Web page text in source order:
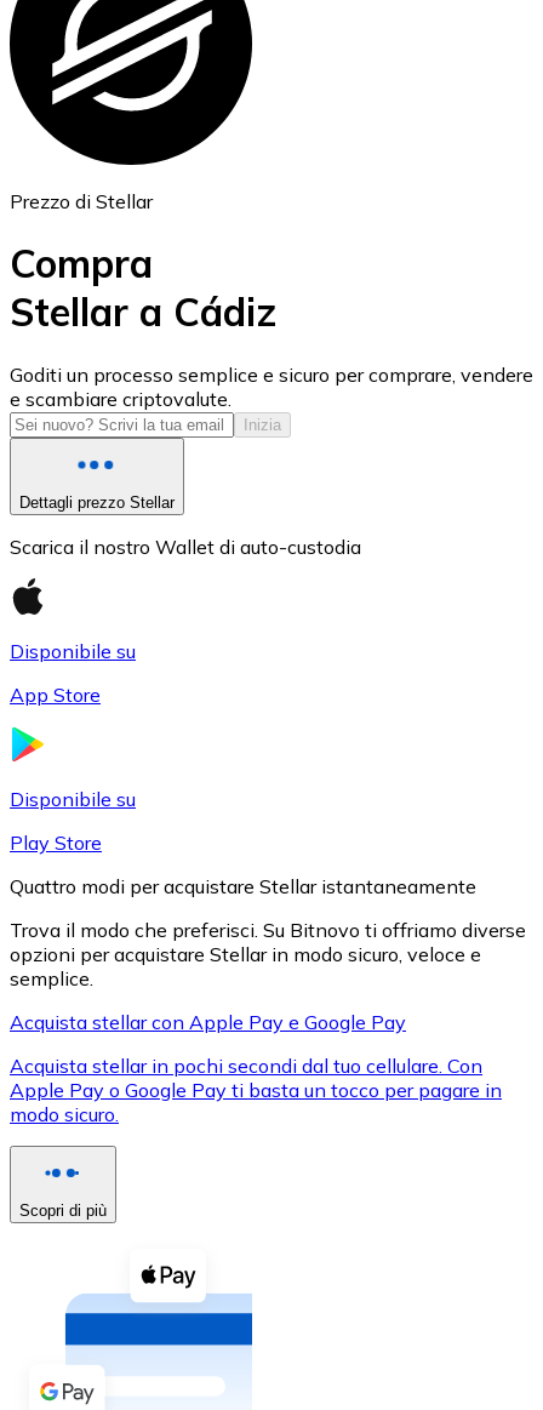
Ethereum
ETH
USD Coin
USDC
XRP
XRP
Vedi tutto
Buoni cripto
Acquista criptovalute in contanti e altri mezzi di
Acquista con contanti
Bonifico SEPA
Prezzo di Stellar
Compra
Stellar a Cádiz
Goditi un processo semplice e sicuro per comprare, vendere
e scambiare criptovalute.
Inizia
Dettagli prezzo Stellar
Scarica il nostro Wallet di auto-custodia
Disponibile su
App Store
Disponibile su
Play Store
Quattro modi per acquistare Stellar istantaneamente
Trova il modo che preferisci. Su Bitnovo ti offriamo diverse
opzioni per acquistare Stellar in modo sicuro, veloce e
semplice.
Acquista stellar con Apple Pay e Google Pay
Acquista stellar in pochi secondi dal tuo cellulare. Con
Apple Pay o Google Pay ti basta un tocco per pagare in
modo sicuro.
Scopri di più